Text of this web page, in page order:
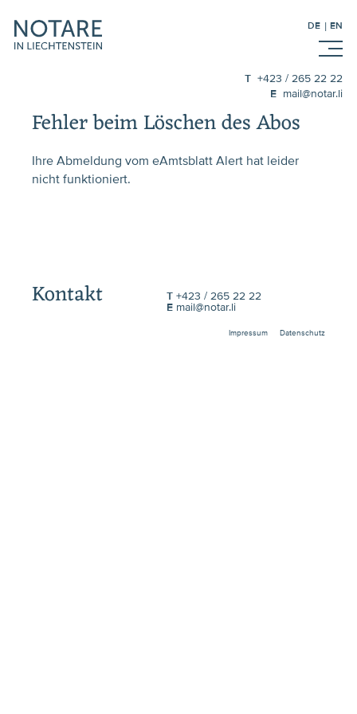
T +423 / 265 22 22
E mail@notar.li
DE EN
Fehler beim Löschen des Abos
Ihre Abmeldung vom eAmtsblatt Alert hat leider
nicht funktioniert.
Kontakt T +423 / 265 22 22
E mail@notar.li
Impressum Datenschutz